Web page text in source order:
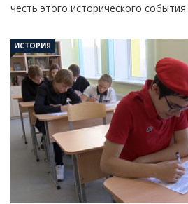
честь этого исторического события.
ИСТОРИЯ